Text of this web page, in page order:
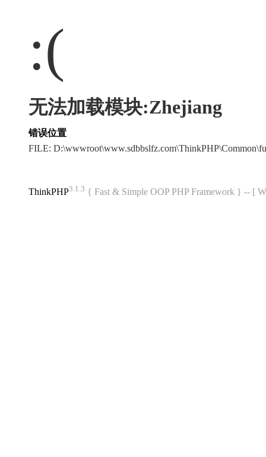
:(
无法加载模块:Zhejiang
错误位置
FILE:
ThinkPHP3.1.3 { Fast & Simple OOP PHP Framework } -- [